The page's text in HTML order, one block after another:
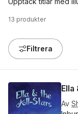
13 produkter
Filtrera
Ella
Av